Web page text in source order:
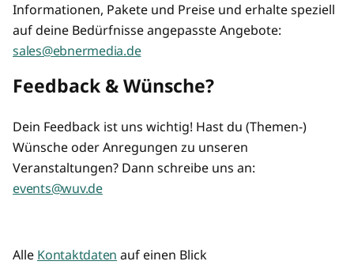
Informationen, Pakete und Preise und erhalte speziell
auf deine Bedürfnisse angepasste Angebote:
sales@ebnermedia.de
Feedback & Wünsche?
Dein Feedback ist uns wichtig! Hast du (Themen-)
Wünsche oder Anregungen zu unseren
Veranstaltungen? Dann schreibe uns an:
events@wuv.de
Alle Kontaktdaten auf einen Blick